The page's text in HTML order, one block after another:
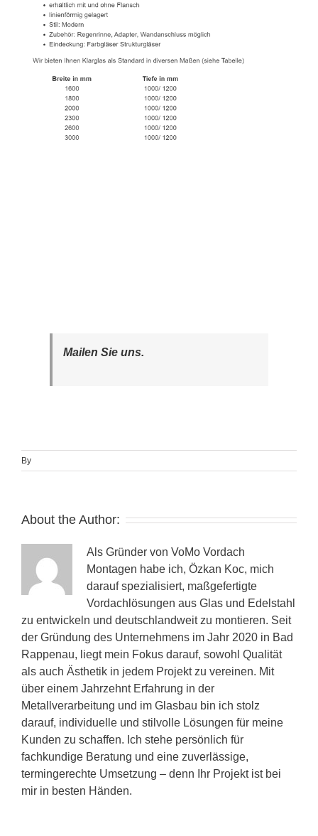
Mailen Sie uns.
By
About the Author:
Als Gründer von VoMo Vordach
Montagen habe ich, Özkan Koc, mich
darauf spezialisiert, maßgefertigte
Vordachlösungen aus Glas und Edelstahl
zu entwickeln und deutschlandweit zu montieren. Seit
der Gründung des Unternehmens im Jahr 2020 in Bad
Rappenau, liegt mein Fokus darauf, sowohl Qualität
als auch Ästhetik in jedem Projekt zu vereinen. Mit
über einem Jahrzehnt Erfahrung in der
Metallverarbeitung und im Glasbau bin ich stolz
darauf, individuelle und stilvolle Lösungen für meine
Kunden zu schaffen. Ich stehe persönlich für
fachkundige Beratung und eine zuverlässige,
termingerechte Umsetzung – denn Ihr Projekt ist bei
mir in besten Händen.